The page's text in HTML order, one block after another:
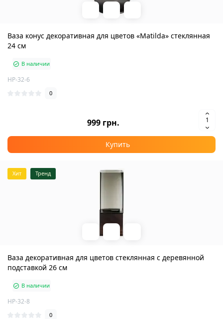
Ваза конус декоративная для цветов «Matilda» стеклянная
24 см
В наличии
HP-32-6
0
999 грн.
Купить
Хит Тренд
Ваза декоративная для цветов стеклянная с деревянной
подставкой 26 см
В наличии
HP-32-8
0